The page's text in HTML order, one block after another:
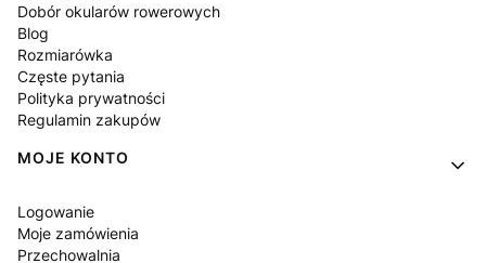
Dobór okularów rowerowych
Blog
Rozmiarówka
Częste pytania
Polityka prywatności
Regulamin zakupów
MOJE KONTO
Logowanie
Moje zamówienia
Przechowalnia